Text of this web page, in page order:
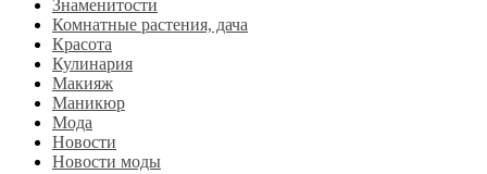
Знаменитости
Комнатные растения, дача
Красота
Кулинария
Макияж
Маникюр
Мода
Новости
Новости моды